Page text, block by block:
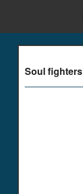
Soul fighters